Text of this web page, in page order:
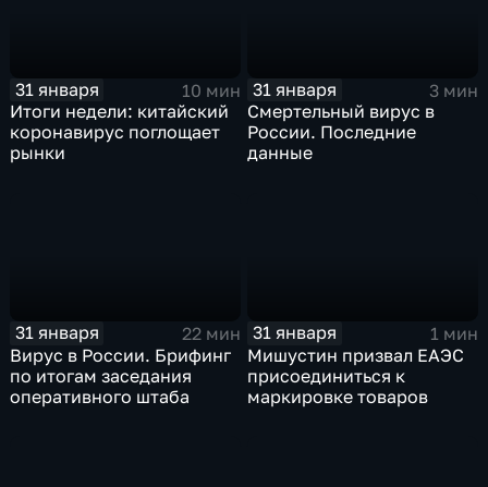
31 января
10 мин
Итоги недели: китайский
коронавирус поглощает
рынки
31 января
3 мин
Смертельный вирус в
России. Последние
данные
31 января
22 мин
Вирус в России. Брифинг
по итогам заседания
оперативного штаба
31 января
1 мин
Мишустин призвал ЕАЭС
присоединиться к
маркировке товаров